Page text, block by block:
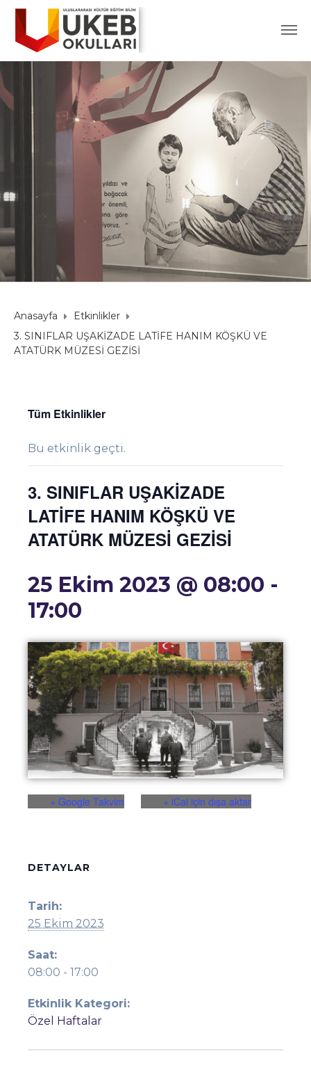
Anasayfa
Etkinlikler
3. SINIFLAR UŞAKİZADE LATİFE HANIM KÖŞKÜ VE
ATATÜRK MÜZESİ GEZİSİ
Tüm Etkinlikler
Bu etkinlik geçti.
3. SINIFLAR UŞAKİZADE
LATİFE HANIM KÖŞKÜ VE
ATATÜRK MÜZESİ GEZİSİ
25 Ekim 2023 @ 08:00 -
17:00
+ Google Takvim + iCal için dışa aktar
DETAYLAR
Tarih:
25 Ekim 2023
Saat:
08:00 - 17:00
Etkinlik Kategori:
Özel Haftalar